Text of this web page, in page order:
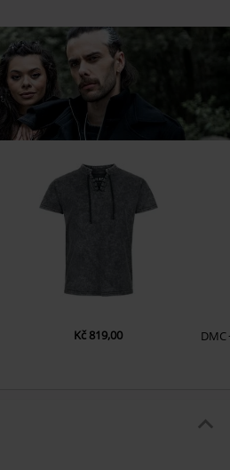
Kč 819,00 DMC